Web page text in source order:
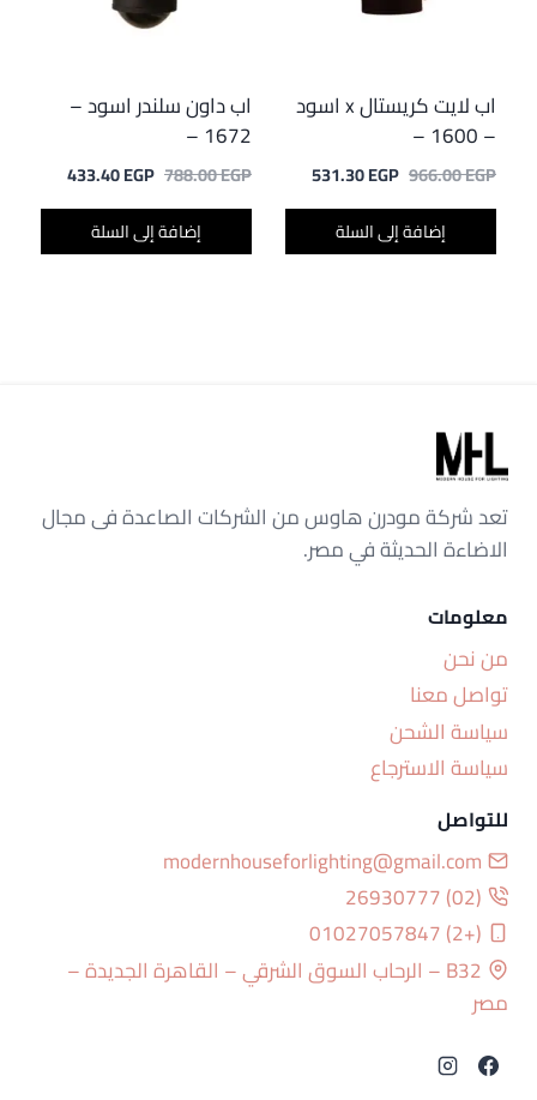
اب لايت كريستال x اسود
– 1600 –
966.00EGP
السعر
الأصلي
هو:
966.00 EGP.
531.30EGP
الحالي
531.30 EGP.
إضافة إلى السلة
اب داون سلندر اسود –
1672 –
788.00EGP
السعر
الأصلي
هو:
788.00 EGP.
433.40EGP
الحالي
433.40 EGP.
إضافة إلى السلة
تعد شركة مودرن هاوس من الشركات الصاعدة فى مجال
الاضاءة الحديثة في مصر.
معلومات
من نحن
تواصل معنا
سياسة الشحن
سياسة الاسترجاع
للتواصل
modernhouseforlighting@gmail.com
(02) 26930777
(+2) 01027057847
B32 – الرحاب السوق الشرقي – القاهرة الجديدة –
مصر